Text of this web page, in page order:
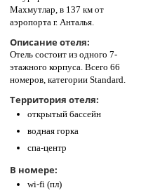
Махмутлар, в 137 км от
аэропорта г. Анталья.
Описание отеля:
Отель состоит из одного 7-
этажного корпуса. Всего 66
номеров, категории Standard.
Территория отеля:
открытый бассейн
водная горка
спа-центр
В номере:
wi-fi (пл)